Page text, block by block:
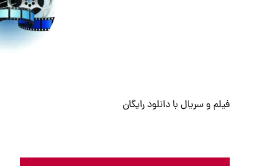
فیلم و سریال با دانلود رایگان